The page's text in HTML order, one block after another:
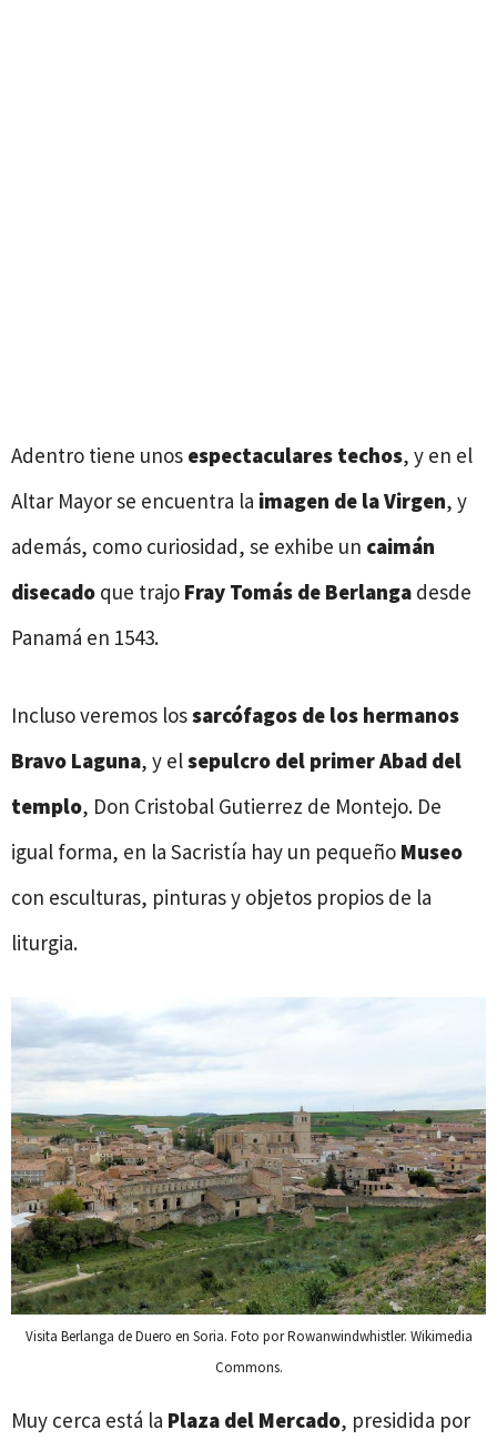
Adentro tiene unos espectaculares techos, y en el
Altar Mayor se encuentra la imagen de la Virgen, y
además, como curiosidad, se exhibe un caimán
disecado que trajo Fray Tomás de Berlanga desde
Panamá en 1543.
Incluso veremos lossarcófagos de los hermanos
Bravo Laguna, y elsepulcro del primer Abad del
templo, Don Cristobal Gutierrez de Montejo. De
igual forma, en la Sacristía hay un pequeño Museo
con esculturas, pinturas y objetos propios de la
liturgia.
Visita Berlanga de Duero en Soria. Foto por Rowanwindwhistler. Wikimedia
Commons.
Muy cerca está la Plaza del Mercado, presidida por